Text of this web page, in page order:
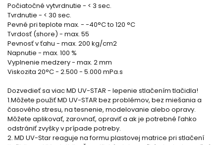
Počiatočné vytvrdnutie - < 3 sec.
Tvrdnutie - < 30 sec.
Pevné pri teplote max. - -40°C to 120 °C
Tvrdosť (shore) - max. 55
Pevnosť v ťahu - max. 200 kg/cm2
Napnutie - max. 100 %
Vyplnenie medzery - max. 2 mm
Viskozita 20°C - 2.500 - 5.000 mPa.s
Dozvedieť sa viac MD UV-STAR - lepenie stlačením tlačidla!
1.Môžete použiť MD UV-STAR bez problémov, bez miešania a
časového stresu, na tesnenie, modelovanie alebo opravy.
Môžete aplikovať, zarovnať, opraviť a ak je potrebné ľahko
odstrániť zvyšky v prípade potreby.
2. MD UV-Star reaguje na formu plastovej matrice pri stlačení